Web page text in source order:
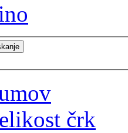
črk